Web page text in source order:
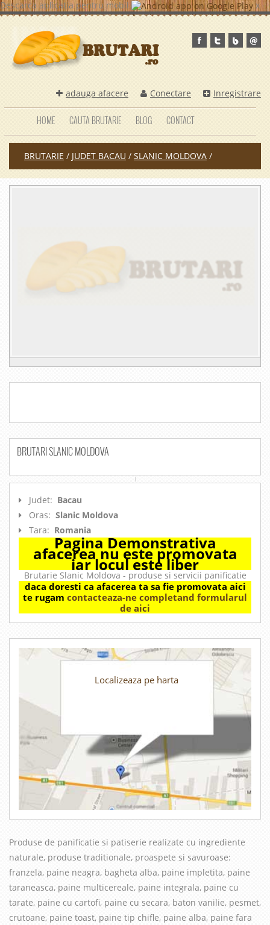
Descarca aplicatia pentru mobil x
adauga afacere Conectare Inregistrare
HOME CAUTA BRUTARIE BLOG CONTACT
BRUTARIE / JUDET BACAU / SLANIC MOLDOVA /
BRUTARI SLANIC MOLDOVA
Judet: Bacau
Oras: Slanic Moldova
Tara: Romania
Pagina Demonstrativa
afacerea nu este promovata
iar locul este liber
Brutarie Slanic Moldova - produse si servicii panificatie
daca doresti ca afacerea ta sa fie promovata aici
te rugam contacteaza-ne completand formularul
de aici
Localizeaza pe harta
Produse de panificatie si patiserie realizate cu ingrediente
naturale, produse traditionale, proaspete si savuroase:
franzela, paine neagra, bagheta alba, paine impletita, paine
taraneasca, paine multicereale, paine integrala, paine cu
tarate, paine cu cartofi, paine cu secara, baton vanilie, pesmet,
crutoane, paine toast, paine tip chifle, paine alba, paine fara